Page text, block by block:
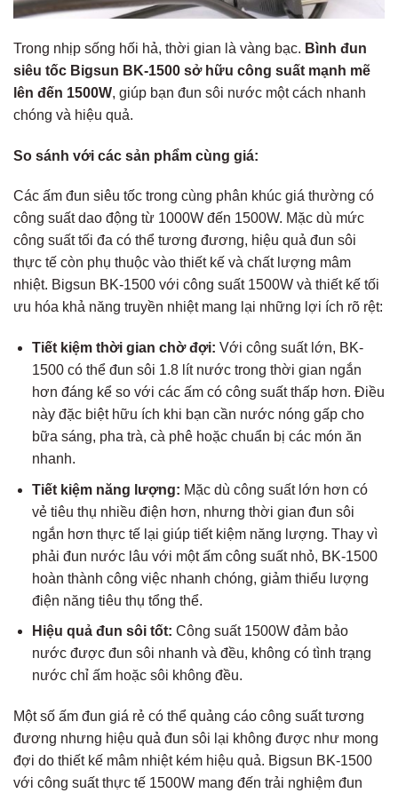
Trong nhịp sống hối hả, thời gian là vàng bạc. Bình đun
siêu tốc Bigsun BK-1500 sở hữu công suất mạnh mẽ
lên đến 1500W, giúp bạn đun sôi nước một cách nhanh
chóng và hiệu quả.
So sánh với các sản phẩm cùng giá:
Các ấm đun siêu tốc trong cùng phân khúc giá thường có
công suất dao động từ 1000W đến 1500W. Mặc dù mức
công suất tối đa có thể tương đương, hiệu quả đun sôi
thực tế còn phụ thuộc vào thiết kế và chất lượng mâm
nhiệt. Bigsun BK-1500 với công suất 1500W và thiết kế tối
ưu hóa khả năng truyền nhiệt mang lại những lợi ích rõ rệt:
Tiết kiệm thời gian chờ đợi: Với công suất lớn, BK-
1500 có thể đun sôi 1.8 lít nước trong thời gian ngắn
hơn đáng kể so với các ấm có công suất thấp hơn. Điều
này đặc biệt hữu ích khi bạn cần nước nóng gấp cho
bữa sáng, pha trà, cà phê hoặc chuẩn bị các món ăn
nhanh.
Tiết kiệm năng lượng: Mặc dù công suất lớn hơn có
vẻ tiêu thụ nhiều điện hơn, nhưng thời gian đun sôi
ngắn hơn thực tế lại giúp tiết kiệm năng lượng. Thay vì
phải đun nước lâu với một ấm công suất nhỏ, BK-1500
hoàn thành công việc nhanh chóng, giảm thiểu lượng
điện năng tiêu thụ tổng thể.
Hiệu quả đun sôi tốt: Công suất 1500W đảm bảo
nước được đun sôi nhanh và đều, không có tình trạng
nước chỉ ấm hoặc sôi không đều.
Một số ấm đun giá rẻ có thể quảng cáo công suất tương
đương nhưng hiệu quả đun sôi lại không được như mong
đợi do thiết kế mâm nhiệt kém hiệu quả. Bigsun BK-1500
với công suất thực tế 1500W mang đến trải nghiệm đun